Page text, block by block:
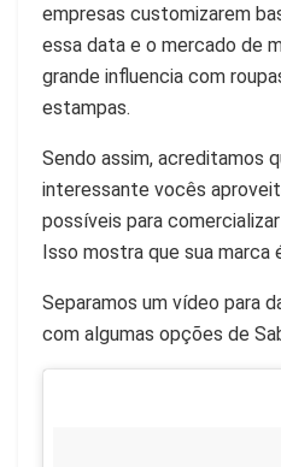
empresas customizarem
essa data e o mercado de
grande influencia com
estampas.
Sendo assim, acreditamos
interessante vocês
possíveis para
Isso mostra que sua marca
Separamos um vídeo para
com algumas opções de